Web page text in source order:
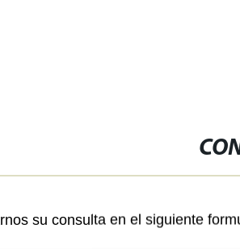
su consulta en el siguiente